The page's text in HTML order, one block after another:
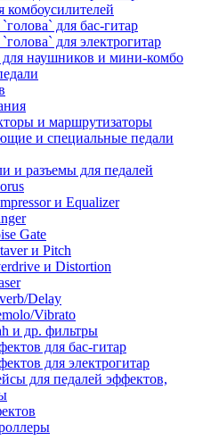
комбоусилителей
для бас-гитар
для электрогитар
для наушников и мини-комбо
и маршрутизаторы
и специальные педали
и разъемы для педалей
и Equalizer
Gate
и Pitch
и Distortion
Delay
Vibrato
и др. фильтры
для бас-гитар
для электрогитар
для педалей эффектов,